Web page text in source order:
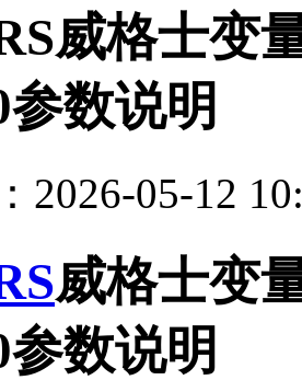
威格士变
数说明
2026-05-12
威格士变
数说明